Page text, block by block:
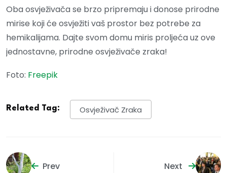
Oba osvježivača se brzo pripremaju i donose prirodne
mirise koji će osvježiti vaš prostor bez potrebe za
hemikalijama. Dajte svom domu miris proljeća uz ove
jednostavne, prirodne osvježivače zraka!
Foto: Freepik
Related Tag: Osvježivač Zraka
Prev Next